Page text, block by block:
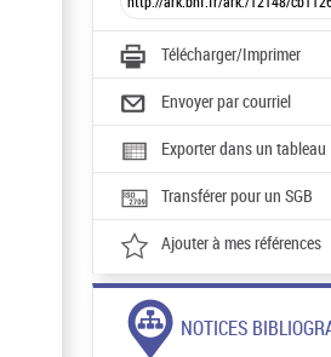
Télécharger/Imprimer
Envoyer par courriel
Exporter dans un tableau
Transférer pour un SGB
Ajouter à mes références
NOTICES